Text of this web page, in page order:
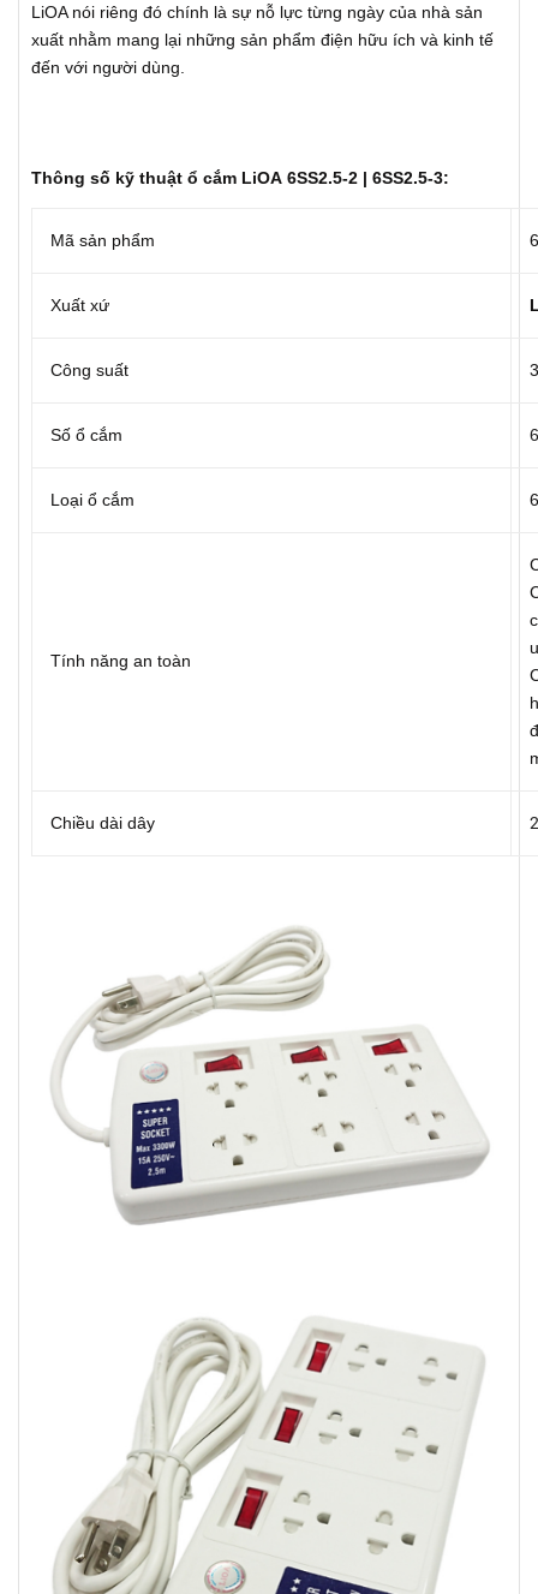
LiOA nói riêng đó chính là sự nỗ lực từng ngày của nhà sản
xuất nhằm mang lại những sản phẩm điện hữu ích và kinh tế
đến với người dùng.
Thông số kỹ thuật ổ cắm LiOA 6SS2.5-2 | 6SS2.5-3:
Mã sản phẩm
Xuất xứ
Công suất
Số ổ cắm
Loại ổ cắm
Tính năng an toàn
Chiều dài dây